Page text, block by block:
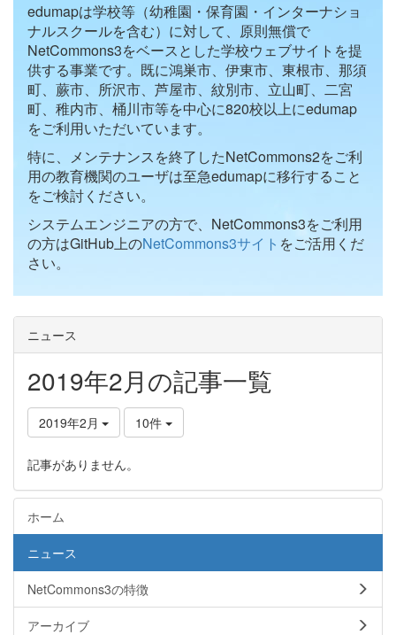
edumapは学校等（幼稚園・保育園・インターナショ
ナルスクールを含む）に対して、原則無償で
NetCommons3をベースとした学校ウェブサイトを提
供する事業です。既に鴻巣市、伊東市、東根市、那須
町、蕨市、所沢市、芦屋市、紋別市、立山町、二宮
町、稚内市、桶川市等を中心に820校以上にedumap
をご利用いただいています。
特に、メンテナンスを終了したNetCommons2をご利
用の教育機関のユーザは至急edumapに移行すること
をご検討ください。
システムエンジニアの方で、NetCommons3をご利用
の方はGitHub上のNetCommons3サイト をご活用くだ
さい。
ニュース
2019年2月の記事一覧
2019年2月 10件
記事がありません。
ホーム
ニュース
NetCommons3の特徴
アーカイブ